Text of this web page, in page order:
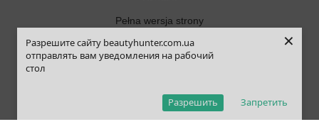
Разрешите сайту beautyhunter.com.ua
отправлять вам уведомления на рабочий
стол
Запретить
Разрешить
×
Pełna wersja strony
Mapa strony
Eng Pol